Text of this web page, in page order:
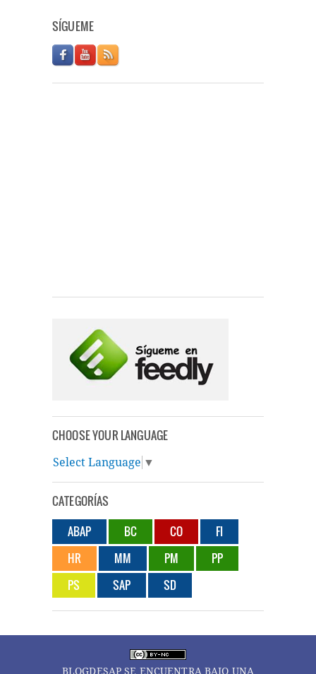
SÍGUEME
CHOOSE YOUR LANGUAGE
Select Language ▼
CATEGORÍAS
ABAP
BC CO
FI
HR
MM PM
PP
PS
SAP SD
BLOGDESAP SE ENCUENTRA BAJO UNA